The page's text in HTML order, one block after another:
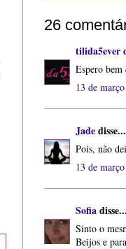
26
tilida5ever
Espero
13 de
Jadedisse...
Pois, não
13 de
Sofiadisse...
Sinto o
Beijos e